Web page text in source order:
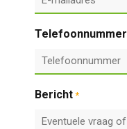
Telefoonnummer
Bericht *